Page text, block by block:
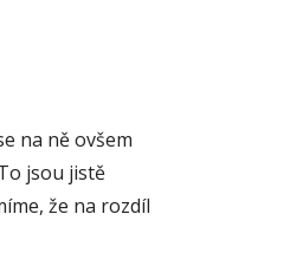
na ně ovšem
jsou jistě
že na rozdíl